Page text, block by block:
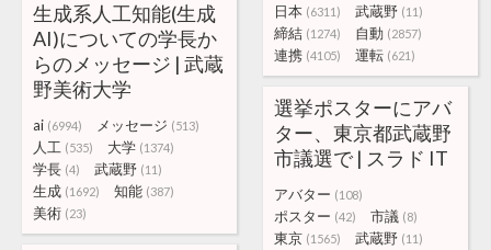
日本 (6311) 武蔵野 (11)
締結 (1274) 自動 (2857)
連携 (4105) 運転 (621)
生成系人工知能(生成
AI)についての学長か
らのメッセージ | 武蔵
野美術大学
ai (6994) メッセージ (513)
人工 (535) 大学 (1374)
学長 (4) 武蔵野 (11)
生成 (1692) 知能 (387)
美術 (23)
選挙ポスターにアバ
ター、東京都武蔵野
市議選で | スラド IT
アバター (108)
ポスター (42) 市議 (8)
東京 (1565) 武蔵野 (11)